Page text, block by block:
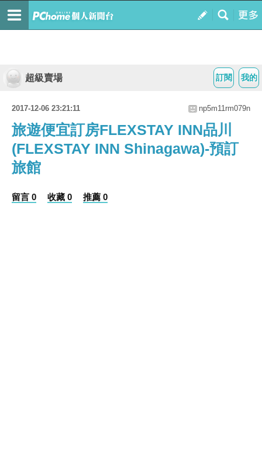
我的
訂閱
超級賣場
2017-12-06 23:21:11 np5m11rm079n
旅遊便宜訂房FLEXSTAY INN品川
(FLEXSTAY INN Shinagawa)-預訂
旅館
留言 0 收藏 0 推薦 0